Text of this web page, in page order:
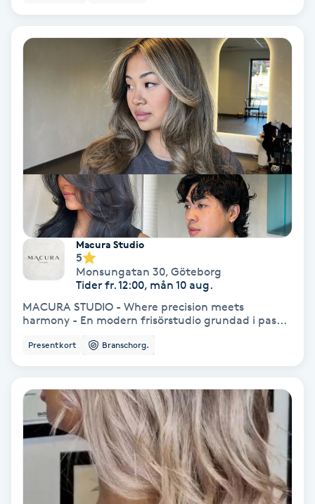
Idrottsmassage
IPL
IPL hårborttagning
IR-massage
Katun fransar
Macura Studio
5
Monsungatan 30, Göteborg
Tider fr. 12:00, mån 10 aug.
MACURA STUDIO - Where precision meets
harmony - En modern frisörstudio grundad i pas...
Presentkort Branschorg.